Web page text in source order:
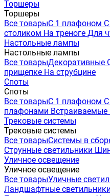
Торшеры
Торшеры
Все товарыС 1 плафоном
столиком На треноге Для
Настольные лампы
Настольные лампы
Все товарыДекоративные
прищепке На струбцине
Споты
Споты
Все товарыС 1 плафоном
плафонами Встраиваемые
Трековые системы
Трековые системы
Все товарыСистемы в
Струнные светильники
Уличное освещение
Уличное освещение
Все товарыУличные
Ландшафтные светильники